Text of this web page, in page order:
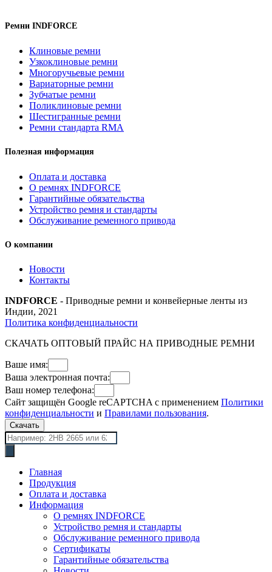
Ремни INDFORCE
Клиновые ремни
Узкоклиновые ремни
Многоручьевые ремни
Вариаторные ремни
Зубчатые ремни
Поликлиновые ремни
Шестигранные ремни
Ремни стандарта RMA
Полезная информация
Оплата и доставка
О ремнях INDFORCE
Гарантийные обязательства
Устройство ремня и стандарты
Обслуживание ременного привода
О компании
Новости
Контакты
INDFORCE - Приводные ремни и конвейерные ленты из
Индии, 2021
Политика конфиденциальности
СКАЧАТЬ ОПТОВЫЙ ПРАЙС НА ПРИВОДНЫЕ РЕМНИ
Ваше имя:
Ваша электронная почта:
Ваш номер телефона:
Сайт защищён Google reCAPTCHA с применением Политики
конфиденциальности и Правилами пользования.
Скачать
Поиск
товаров
Главная
Продукция
Оплата и доставка
Информация
О ремнях INDFORCE
Устройство ремня и стандарты
Обслуживание ременного привода
Сертификаты
Гарантийные обязательства